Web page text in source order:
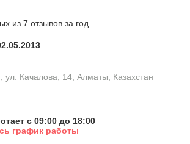
из 7 отзывов за год
ул. Качалова, 14, Алматы, Казахстан
с 09:00 до 18:00
график работы